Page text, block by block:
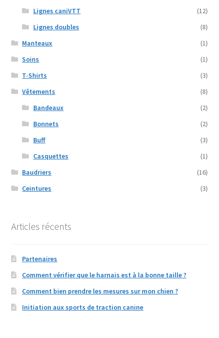
Lignes caniVTT
(12)
Lignes doubles
(8)
Manteaux
(1)
Soins
(1)
T-Shirts
(3)
Vêtements
(8)
Bandeaux
(2)
Bonnets
(2)
Buff
(3)
Casquettes
(1)
Baudriers
(16)
Ceintures
(3)
Articles récents
Partenaires
Comment vérifier que le harnais est à la bonne taille ?
Comment bien prendre les mesures sur mon chien ?
Initiation aux sports de traction canine